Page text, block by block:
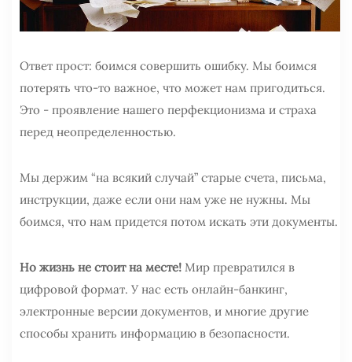
Ответ прост: боимся совершить ошибку. Мы боимся
потерять что-то важное, что может нам пригодиться.
Это - проявление нашего перфекционизма и страха
перед неопределенностью.
Мы держим “на всякий случай” старые счета, письма,
инструкции, даже если они нам уже не нужны. Мы
боимся, что нам придется потом искать эти документы.
Но жизнь не стоит на месте! Мир превратился в
цифровой формат. У нас есть онлайн-банкинг,
электронные версии документов, и многие другие
способы хранить информацию в безопасности.